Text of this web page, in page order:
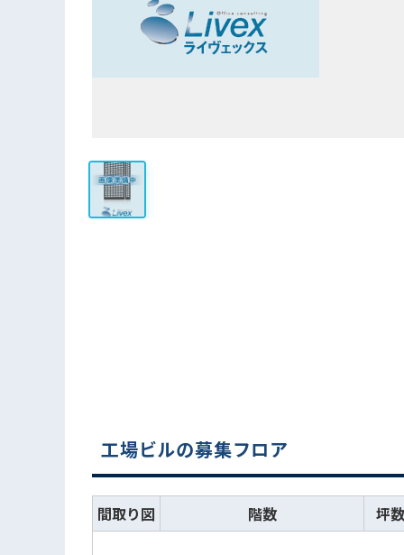
工場ビルの募集フロア
間取り図 階数 坪数